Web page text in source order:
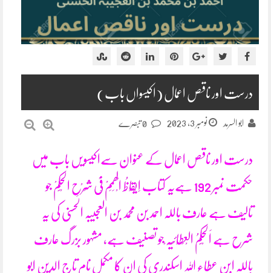
درست اور ناقص اعمال (اکیسواں باب)
ابو السرمد نومبر 3, 2023
درست اور ناقص اعمال کے عنوان سےاکیسویں باب میں
حکمت نمبر 192 ہےیہ کتاب اِیْقَاظُ الْھِمَمْ فِیْ شَرْحِ الْحِکَمْ جو
تالیف ہے عارف باللہ احمد بن محمد بن العجیبہ الحسنی کی یہ
شرح ہے اَلْحِکَمُ الْعِطَائِیَہ ْجو تصنیف ہے، مشہور بزرگ عارف
باللہ ابن عطاء اللہ اسکندری کی ان کا مکمل نام تاج الدین ابو